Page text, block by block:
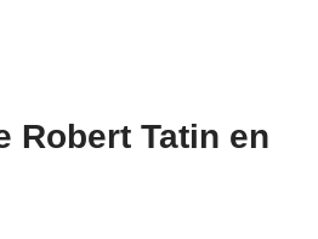
Robert Tatin en